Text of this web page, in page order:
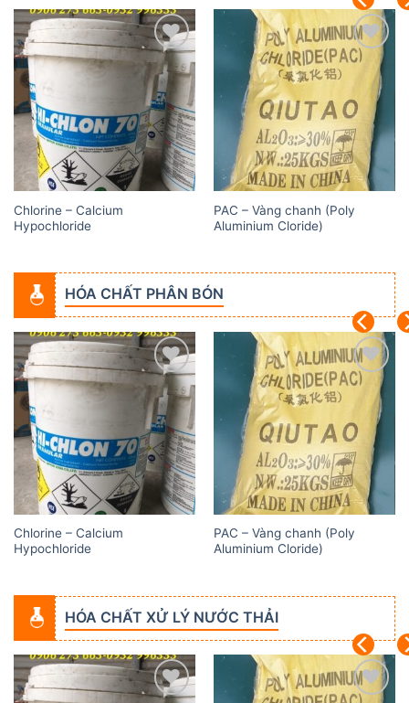
Add to
wishlist
Chlorine – Calcium
Hypochloride
Add to
wishlist
PAC – Vàng chanh (Poly
Aluminium Cloride)
HÓA CHẤT PHÂN BÓN
Add to
wishlist
Chlorine – Calcium
Hypochloride
Add to
wishlist
PAC – Vàng chanh (Poly
Aluminium Cloride)
HÓA CHẤT XỬ LÝ NƯỚC THẢI